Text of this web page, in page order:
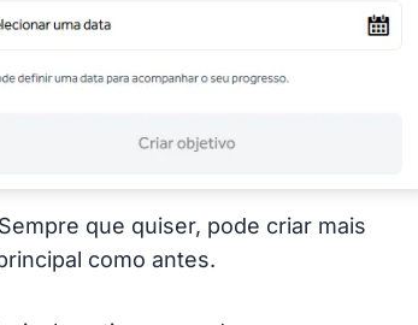
que quiser, pode criar mais
como antes.